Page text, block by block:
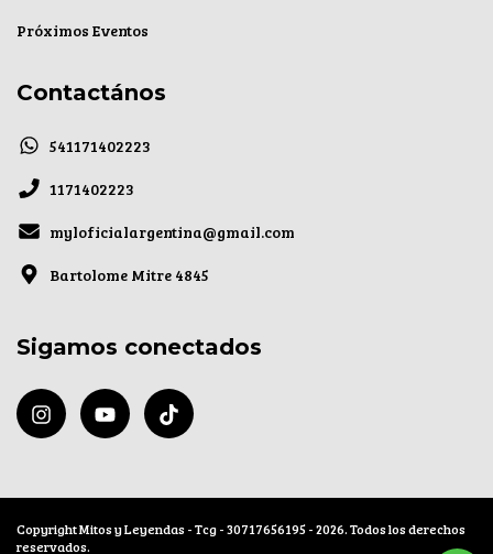
Próximos Eventos
Contactános
541171402223
1171402223
myloficialargentina@gmail.com
Bartolome Mitre 4845
Sigamos conectados
Copyright Mitos y Leyendas - Tcg - 30717656195 - 2026. Todos los derechos
reservados.